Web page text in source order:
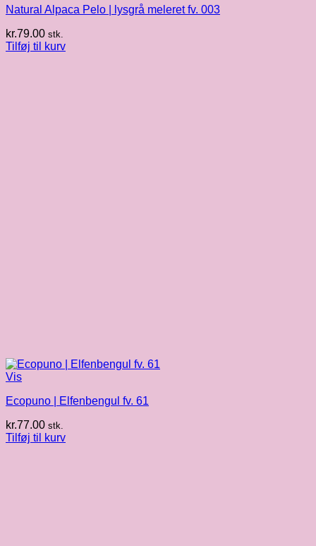
Natural Alpaca Pelo | lysgrå meleret fv. 003
kr.79.00 stk.
Tilføj til kurv
Vis
Ecopuno | Elfenbengul fv. 61
kr.77.00 stk.
Tilføj til kurv